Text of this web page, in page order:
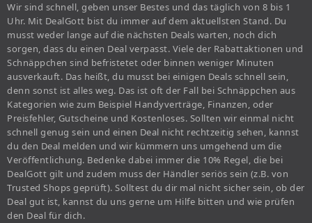
Wir sind schnell, geben unser Bestes und das täglich von 8 bis 1
Uhr. Mit DealGott bist du immer auf dem aktuellsten Stand. Du
musst weder lange auf die nächsten Deals warten, noch dich
sorgen, dass du einen Deal verpasst. Viele der Rabattaktionen und
Schnäppchen sind befristetet oder binnen weniger Minuten
ausverkauft. Das heißt, du musst bei einigen Deals schnell sein,
denn sonst ist alles weg. Das ist oft der Fall bei Schnäppchen aus
Kategorien wie zum Beispiel Handyverträge, Finanzen, oder
Preisfehler, Gutscheine und Kostenloses. Sollten wir einmal nicht
schnell genug sein und einen Deal nicht rechtzeitig sehen, kannst
du den Deal melden und wir kümmern uns umgehend um die
Veröffentlichung. Bedenke dabei immer die 10% Regel, die bei
DealGott gilt und zudem muss der Händler seriös sein (z.B. von
Trusted Shops geprüft). Solltest du dir mal nicht sicher sein, ob der
Deal gut ist, kannst du uns gerne um Hilfe bitten und wie prüfen
den Deal für dich.